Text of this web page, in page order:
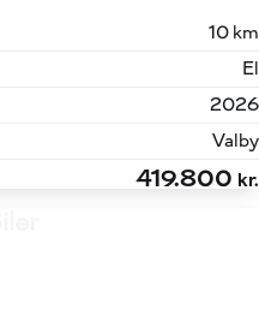
10 km
El
2026
Valby
419.800 kr.